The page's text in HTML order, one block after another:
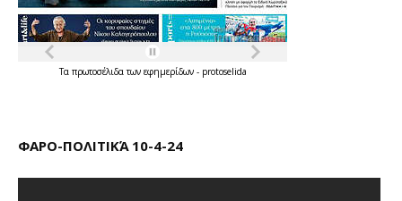
Τα πρωτοσέλιδατων εφημερίδων - protoselida
ΦΑΡΟ-ΠΟΛΙΤΙΚΆ 10-4-24